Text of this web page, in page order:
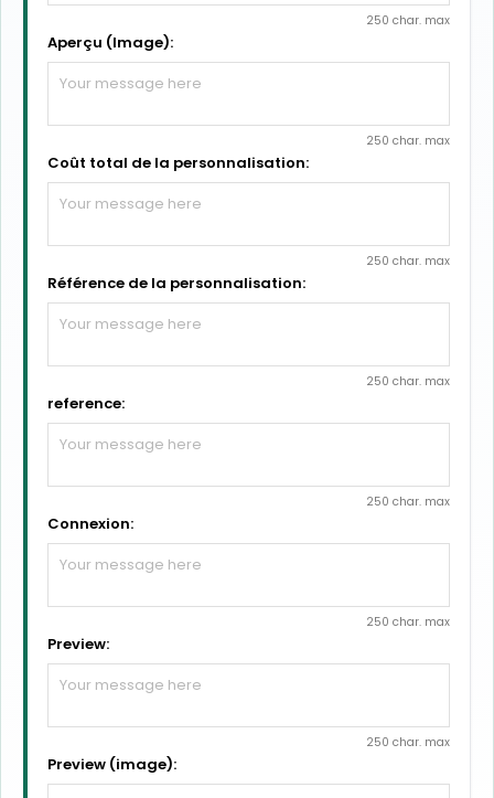
250 char. max
Aperçu (Image):
250 char. max
Coût total de la personnalisation:
250 char. max
Référence de la personnalisation:
250 char. max
reference:
250 char. max
Connexion:
250 char. max
Preview:
250 char. max
Preview (image):